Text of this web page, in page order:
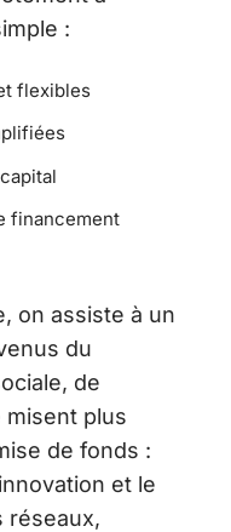
:
flexibles
financement
on assiste à un
du
de
misent plus
de fonds :
et le
réseaux,